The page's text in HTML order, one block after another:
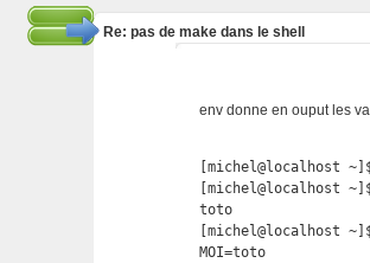
Re: pas de make dans le shell
env donne en ouput les
[michel@localhost
[michel@localhost
toto
[michel@localhost
MOI=toto